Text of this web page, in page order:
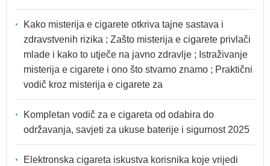
Kako misterija e cigarete otkriva tajne sastava i
zdravstvenih rizika ; Zašto misterija e cigarete privlači
mlade i kako to utječe na javno zdravlje ; Istraživanje
misterija e cigarete i ono što stvarno znamo ; Praktični
vodič kroz misterija e cigarete za
Kompletan vodič za e cigareta od odabira do
održavanja, savjeti za ukuse baterije i sigurnost 2025
Elektronska cigareta iskustva korisnika koje vrijedi